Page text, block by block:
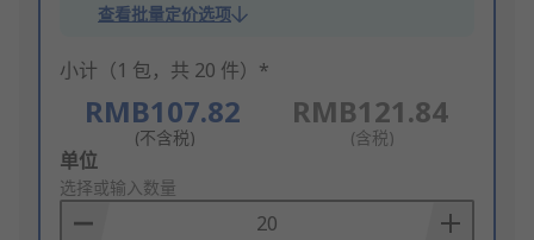
查看批量定价选项
小计（1 包，共 20 件）*
RMB107.82
(不含税)
RMB121.84
(含税)
Add
to
Basket
单位
选择或输入数量